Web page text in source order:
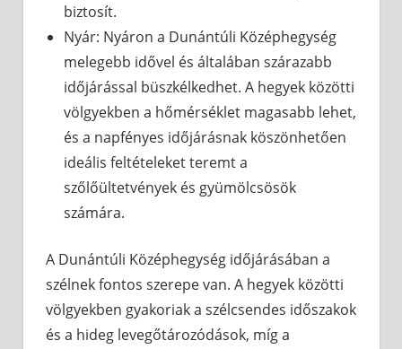
biztosít.
Nyár: Nyáron a Dunántúli Középhegység
melegebb idővel és általában szárazabb
időjárással büszkélkedhet. A hegyek közötti
völgyekben a hőmérséklet magasabb lehet,
és a napfényes időjárásnak köszönhetően
ideális feltételeket teremt a
szőlőültetvények és gyümölcsösök
számára.
A Dunántúli Középhegység időjárásában a
szélnek fontos szerepe van. A hegyek közötti
völgyekben gyakoriak a szélcsendes időszakok
és a hideg levegőtározódások, míg a